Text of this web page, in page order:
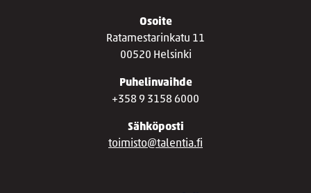
Osoite
Ratamestarinkatu 11
00520 Helsinki
Puhelinvaihde
+358 9 3158 6000
Sähköposti
toimisto@talentia.fi